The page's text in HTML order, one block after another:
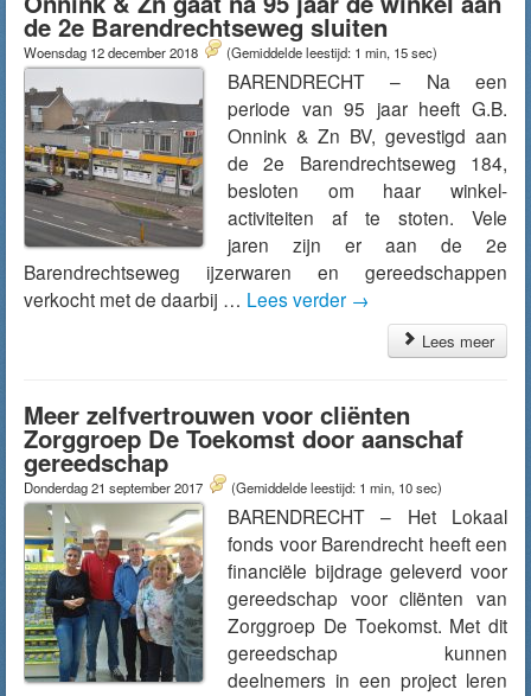
de 2e Barendrechtseweg sluiten
Woensdag 12 december 2018 (Gemiddelde leestijd: 1 min, 15 sec)
BARENDRECHT – Na een
periode van 95 jaar heeft G.B.
Onnink & Zn BV, gevestigd aan
de 2e Barendrechtseweg 184,
besloten om haar winkel-
activiteiten af te stoten. Vele
jaren zijn er aan de 2e
Barendrechtseweg ijzerwaren en gereedschappen
verkocht met de daarbij … Lees verder →
Lees meer
Meer zelfvertrouwen voor cliënten
Zorggroep De Toekomst door aanschaf
gereedschap
Donderdag 21 september 2017 (Gemiddelde leestijd: 1 min, 10 sec)
BARENDRECHT – Het Lokaal
fonds voor Barendrecht heeft een
financiële bijdrage geleverd voor
gereedschap voor cliënten van
Zorggroep De Toekomst. Met dit
gereedschap kunnen
deelnemers in een project leren